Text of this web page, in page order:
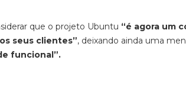
que o projeto Ubuntu “é agora um
seus clientes”, deixando ainda uma
funcional”.